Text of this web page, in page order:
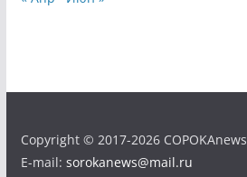
Copyright © 2017-2026 COPOKAnews
E-mail: sorokanews@mail.ru